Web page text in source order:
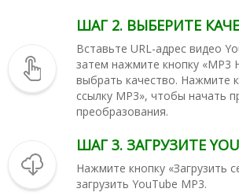
ШАГ 2. ВЫБЕРИТЕ
Вставьте URL-адрес видео
затем нажмите кнопку «MP3
выбрать качество. Нажмите
ссылку MP3», чтобы начать
преобразования.
ШАГ 3. ЗАГРУЗИТЕ
Нажмите кнопку «Загрузить
загрузить YouTube MP3.